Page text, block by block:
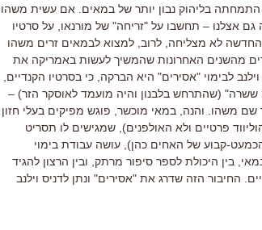
התמחתה בליהוק נבון יותר של במאים. אם עשית משהו
אצלנו – תחשבו על "זריחה" של מורנאו, על סרטיו
החדשה לא מצליחה, לרוב, למצוא לבמאים זרים משהו
מהשנים האחרונות שהמשיך לעשות באמריקה את
לבימוי "אסירים" היא הברקה, כי בסרטיו הקנדיים,
ששרה" (שהתרחש בלבנון והיה מועמד לאוסקר הזר) –
שם משהו. והנה, במאי מוכשר, פוגש מפיקים בעלי חזון
פרטיים ולא האולפנים), שמגישים לו תסריט
קבוע של האחים כהן), עושה עבודת בימוי
בין היכולת לספר סיפור מרתק, ובין הרצון להגיד
החיבור הזה שדרג את "אסירים" ונתן לדניס וילנב